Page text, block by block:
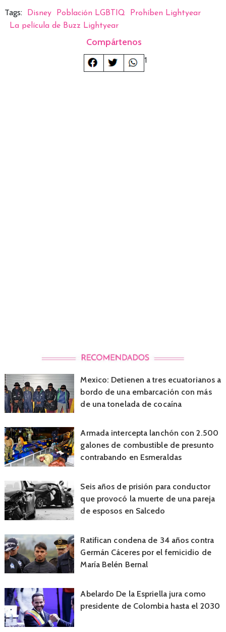
Tags: Disney Población LGBTIQ
Prohíben Lightyear
La película de Buzz Lightyear
Compártenos
1
Mexico: Detienen a tres ecuatorianos a
bordo de una embarcación con más
de una tonelada de cocaína
Armada intercepta lanchón con 2.500
galones de combustible de presunto
contrabando en Esmeraldas
Seis años de prisión para conductor
que provocó la muerte de una pareja
de esposos en Salcedo
Ratifican condena de 34 años contra
Germán Cáceres por el femicidio de
María Belén Bernal
Abelardo De la Espriella jura como
presidente de Colombia hasta el 2030